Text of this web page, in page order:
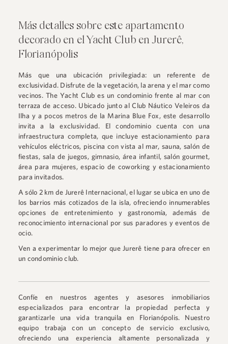
Más detalles sobre este apartamento
decorado en el Yacht Club en Jurerê,
Florianópolis
Más que una ubicación privilegiada: un referente de
exclusividad. Disfrute de la vegetación, la arena y el mar como
vecinos. The Yacht Club es un condominio frente al mar con
terraza de acceso. Ubicado junto al Club Náutico Veleiros da
Ilha y a pocos metros de la Marina Blue Fox, este desarrollo
invita a la exclusividad. El condominio cuenta con una
infraestructura completa, que incluye estacionamiento para
vehículos eléctricos, piscina con vista al mar, sauna, salón de
fiestas, sala de juegos, gimnasio, área infantil, salón gourmet,
área para mujeres, espacio de coworking y estacionamiento
para invitados.
A sólo 2 km de Jurerê Internacional, el lugar se ubica en uno de
los barrios más cotizados de la isla, ofreciendo innumerables
opciones de entretenimiento y gastronomía, además de
reconocimiento internacional por sus paradores y eventos de
ocio.
Ven a experimentar lo mejor que Jurerê tiene para ofrecer en
un condominio club.
Confíe en nuestros agentes y asesores inmobiliarios
especializados para encontrar la propiedad perfecta y
garantizarle una vida tranquila en Florianópolis. Nuestro
equipo trabaja con un concepto de servicio exclusivo,
ofreciendo una experiencia altamente personalizada y